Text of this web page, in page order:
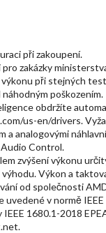
při zakoupení.
zakázky
při stejných
poškozením.
obdržíte
us-en/drivers.
analogovými
Control.
zvýšení výkonu
Výkon a
od společnosti
uvedené v normě
1680.1-2018